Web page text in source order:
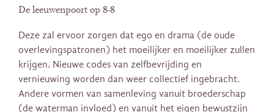
De leeuwenpoort op 8-8
Deze zal ervoor zorgen dat ego en drama (de oude
overlevingspatronen) het moeilijker en moeilijker zullen
krijgen. Nieuwe codes van zelfbevrijding en
vernieuwing worden dan weer collectief ingebracht.
Andere vormen van samenleving vanuit broederschap
(de waterman invloed) en vanuit het eigen bewustzijn